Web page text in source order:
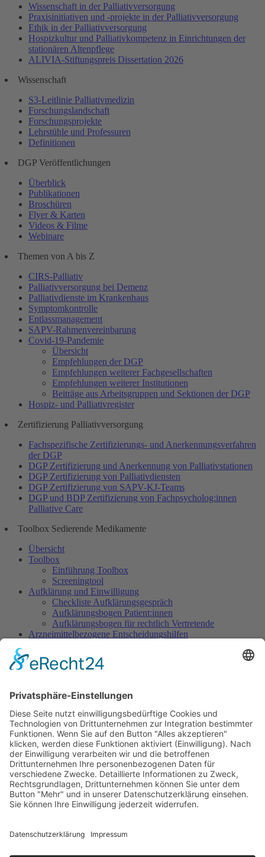
Wissenschaft in der Palliativversorgung
Praxisinitiativen und -projekte in der Palliativversorgung
Ethik in der Palliativversorgung
Hospizkultur und Palliativkompetenz in Einrichtungen der
stationären Altenpflege
ALIVIA-Stiftungspreis Dissertation 2026
Wissenschaft
S3-Leitlinie Palliativmedizin
Forschungslandschaft
Forschungsprojekte
Lehrstühle und Professuren
Definitionen
DGP Veröffentlichungen
Überblick
Publikationen
Broschüren
Flyer & Karten
Videos & Filme
Webinare
Themen von A bis Z
CIRS-Palliativ
Palliativversorgung bei Demenz
Palliativdienste im Krankenhaus
Symptomkontrolle
Entlassmanagement
SAPV-Rahmenvereinbarung
Covid-19-Pandemie
Übersicht
Empfehlungen der DGP
Empfehlungen weiterer Fachgesellschaften
Empfehlungen weiterer Institutionen
Beiträge aus Arbeitsgruppen und Sektionen der DGP
Hospiz- und Palliativregister
Zertifizierung Palliativversorgung
Fachspezifische Zertifizierungs- und Anerkennungsverfahren
der DGP
DGP Zertifizierung und Anerkennung von Palliativstationen
DGP Zertifizierung von Palliativdiensten
DGP Zertifizierung von SAPV-KJ-Teams
DGP und BDP Zertifizierung von Fachpsycholog:innen
Palliative Care
Toolbox Sedierende Medikamente
Übersicht
Toolbox
Einführung Toolbox
Screeningtool
Aufklärung und Einwilligung
Checkliste Aufklärungsgespräch
Aufklärungsbogen Patient:innen
Aufklärungsbogen für rechtlich Vertretende
Arzneimittelbezogene Entscheidungshilfen
Warnliste
Dokumentation
Indikation Existenzielles Leiden
Wunsch nach Sedierung, um das eigene Leben zu
beenden
Sedierung im Rahmen des Beendens künstlicher
Beatmung
Sedierung im SAPV-Kontext
Verringern der Tiefe einer begonnenen Sedierung
Sedierung zur Leidenslinderung vs. zur Abwendung
von Selbst- oder Fremdgefährdung
Informationen für Patientinnen/Patienten und Angehörige
Informationsbroschüre für Patient:innen/Angehörige
Erläuterung für Patient:innen/Angehörige